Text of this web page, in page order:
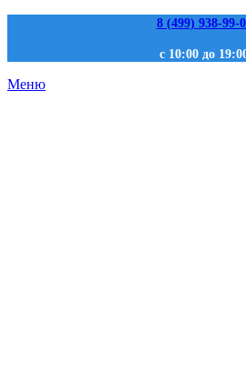
8 (499) 938-99-
с 10:00 до
Меню